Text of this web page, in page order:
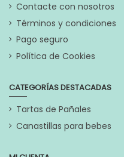
Contacte con nosotros
Términos y condiciones
Pago seguro
Política de Cookies
CATEGORÍAS DESTACADAS
Tartas de Pañales
Canastillas para bebes